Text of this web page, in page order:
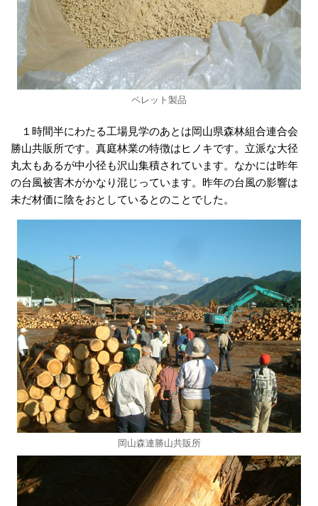
ペレット製品
１時間半にわたる工場見学のあとは岡山県森林組合連合会
勝山共販所です。真庭林業の特徴はヒノキです。立派な大径
丸太もあるが中小径も沢山集積されています。なかには昨年
の台風被害木がかなり混じっています。昨年の台風の影響は
未だ材価に陰をおとしているとのことでした。
岡山森連勝山共販所